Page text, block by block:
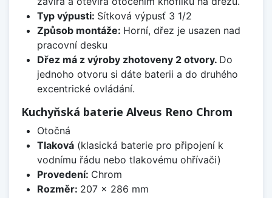
Typ výpusti: Sítková výpusť 3 1/2
Způsob montáže: Horní, dřez je usazen nad
pracovní desku
Dřez má z výroby zhotoveny 2 otvory. Do
jednoho otvoru si dáte baterii a do druhého
excentrické ovládání.
Kuchyňská baterie Alveus Reno Chrom
Otočná
Tlaková(klasická baterie pro připojení k
vodnímu řádu nebo tlakovému ohřívači)
Provedení: Chrom
Rozměr: 207 x 286 mm